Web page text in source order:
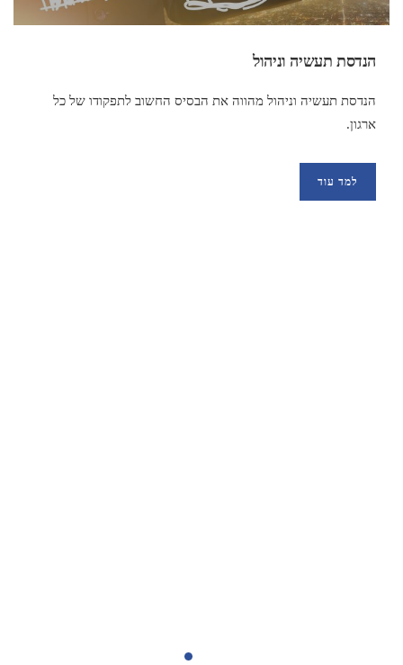
הנדסת תעשיה וניהול
הנדסת תעשיה וניהול מהווה את הבסיס החשוב לתפקודו של כל
ארגון.
למד עוד